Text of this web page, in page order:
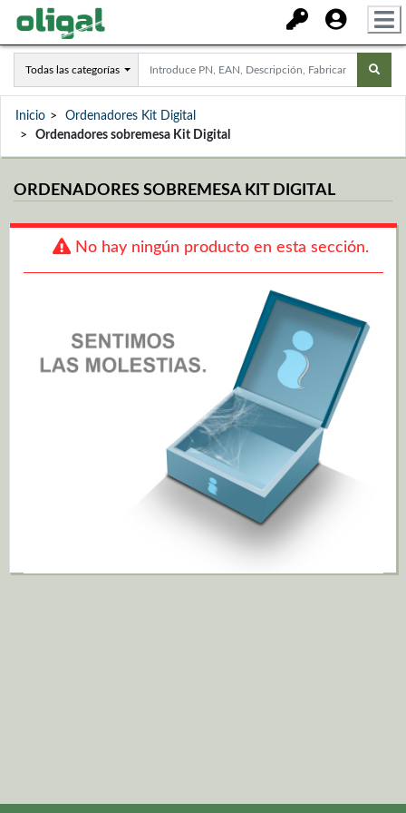
Todas las categorías
Inicio
Ordenadores Kit Digital
Ordenadores sobremesa Kit Digital
ORDENADORES SOBREMESA KIT DIGITAL
No hay ningún producto en esta sección.